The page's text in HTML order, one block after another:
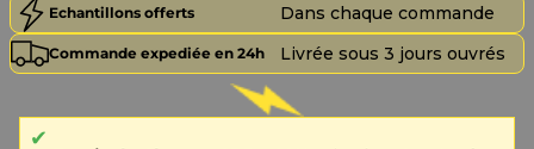
Echantillons offerts Dans chaque commande
Commande expediée en 24h Livrée sous 3 jours ouvrés